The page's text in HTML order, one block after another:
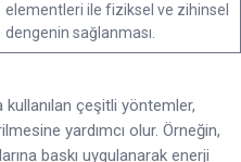
elementleri ile fiziksel ve zihinsel
dengenin sağlanması.
çeşitli yöntemler,
yardımcı olur. Örneğin,
baskı uygulanarak enerji